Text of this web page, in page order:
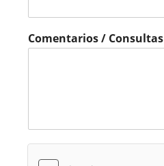
Comentarios / Consultas